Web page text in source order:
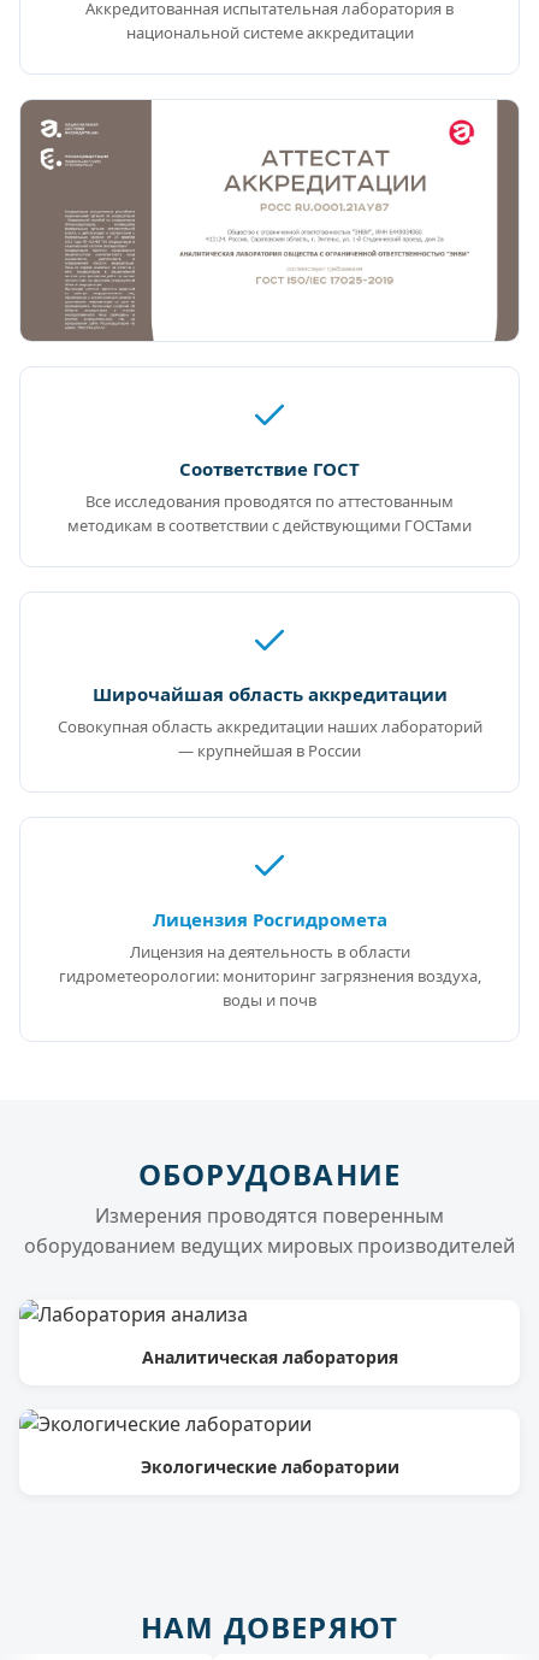
Аккредитованная испытательная лаборатория в
национальной системе аккредитации
Соответствие ГОСТ
Все исследования проводятся по аттестованным
методикам в соответствии с действующими ГОСТами
Широчайшая область аккредитации
Совокупная область аккредитации наших лабораторий
— крупнейшая в России
Лицензия Росгидромета
Лицензия на деятельность в области
гидрометеорологии: мониторинг загрязнения воздуха,
воды и почв
ОБОРУДОВАНИЕ
Измерения проводятся поверенным
оборудованием ведущих мировых производителей
Аналитическая лаборатория
Экологические лаборатории
НАМ ДОВЕРЯЮТ